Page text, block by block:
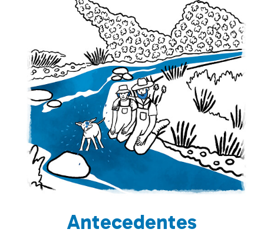
Antecedentes